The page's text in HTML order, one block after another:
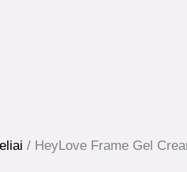
/ HeyLove Frame Gel